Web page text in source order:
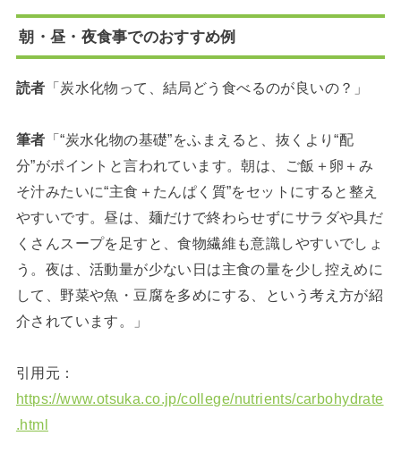
朝・昼・夜食事でのおすすめ例
読者 「炭水化物って、結局どう食べるのが良いの？」
筆者 「“炭水化物の基礎”をふまえると、抜くより“配
分”がポイントと言われています。朝は、ご飯＋卵＋み
そ汁みたいに“主食＋たんぱく質”をセットにすると整え
やすいです。昼は、麺だけで終わらせずにサラダや具だ
くさんスープを足すと、食物繊維も意識しやすいでしょ
う。夜は、活動量が少ない日は主食の量を少し控えめに
して、野菜や魚・豆腐を多めにする、という考え方が紹
介されています。」
引用元：
https://www.otsuka.co.jp/college/nutrients/carbohydrate
.html